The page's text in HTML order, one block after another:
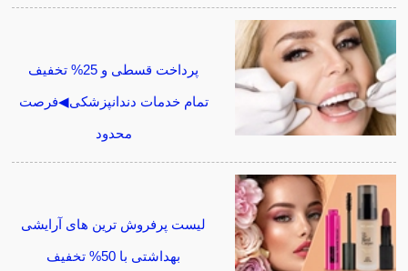
پرداخت قسطی و 25% تخفیف
تمام خدمات دندانپزشکی◀فرصت
محدود
لیست پرفروش ترین های آرایشی
بهداشتی با 50% تخفیف